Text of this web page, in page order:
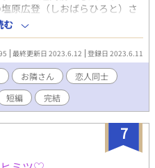
原広登（しおばらひろと）さ
なかわとうと）くん二十歳
らぶらぶおかえりっくすスト
す♡』とは『おかえりなさい広
という言葉を略した、受けく
す笑♪ そして恋人に～とか言
んか気づいたらプロポーズし
ーアップしちゃったりしてる
承くださいませ！！ ※ R-18エ
す。 ※ 素敵な表紙は、pixiv
』様からお借りしました。あ
む
最終更新日 2023.6.12 登録日 2023.6.11
お隣さん
恋人同士
短編 完結
7